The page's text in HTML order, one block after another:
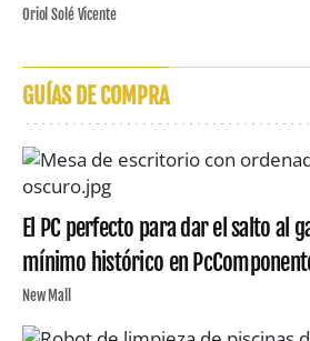
Oriol Solé Vicente
GUÍAS DE COMPRA
El PC perfecto para dar el salto al
mínimo histórico en
New Mall